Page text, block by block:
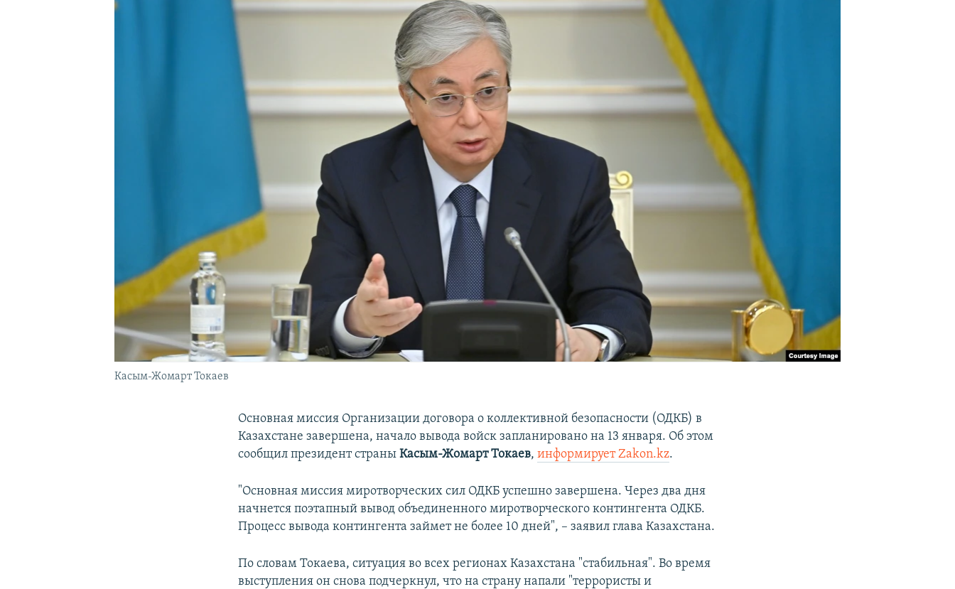
Касым-Жомарт Токаев
Основная миссия Организации договора о коллективной безопасности (ОДКБ) в
Казахстане завершена, начало вывода войск запланировано на 13 января. Об этом
сообщил президент страныКасым-Жомарт Токаев,информирует Zakon.kz.
"Основная миссия миротворческих сил ОДКБ успешно завершена. Через два дня
начнется поэтапный вывод объединенного миротворческого контингента ОДКБ.
Процесс вывода контингента займет не более 10 дней", – заявил глава Казахстана.
По словам Токаева, ситуация во всех регионах Казахстана "стабильная". Во время
выступления он снова подчеркнул, что на страну напали "террористы и